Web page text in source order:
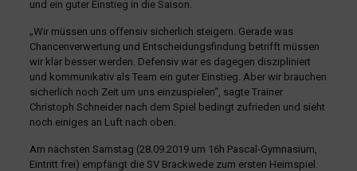
und ein guter Einstieg in die Saison.
„Wir müssen uns offensiv sicherlich steigern. Gerade was
Chancenverwertung und Entscheidungsfindung betrifft müssen
wir klar besser werden. Defensiv war es dagegen diszipliniert
und kommunikativ als Team ein guter Einstieg. Aber wir brauchen
sicherlich noch Zeit um uns einzuspielen“, sagte Trainer
Christoph Schneider nach dem Spiel bedingt zufrieden und sieht
noch einiges an Luft nach oben.
Am nächsten Samstag (28.09.2019 um 16h Pascal-Gymnasium,
Eintritt frei) empfängt die SV Brackwede zum ersten Heimspiel.